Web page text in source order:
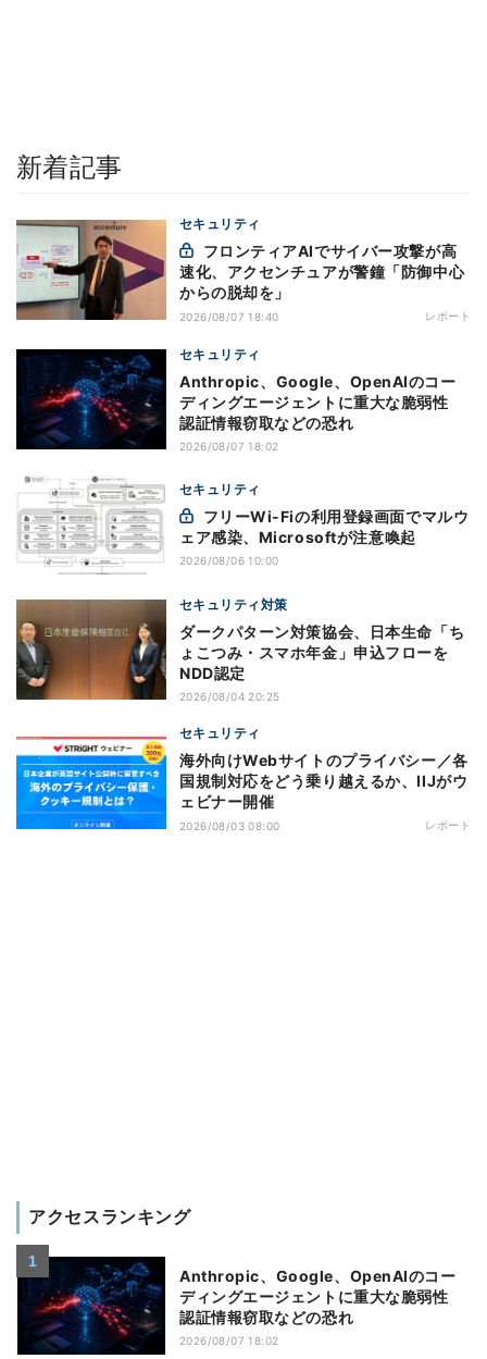
新着記事
セキュリティ
速化、アクセンチュアが警鐘「防御中心
からの脱却を」
2026/08/07 18:40 レポート
セキュリティ
Anthropic、Google、OpenAIのコー
ディングエージェントに重大な脆弱性
認証情報窃取などの恐れ
2026/08/07 18:02
セキュリティ
ェア感染、Microsoftが注意喚起
2026/08/06 10:00
セキュリティ対策
ダークパターン対策協会、日本生命「ち
ょこつみ・スマホ年金」申込フローを
NDD認定
2026/08/04 20:25
セキュリティ
海外向けWebサイトのプライバシー／各
国規制対応をどう乗り越えるか、IIJがウ
ェビナー開催
2026/08/03 08:00 レポート
アクセスランキング
Anthropic、Google、OpenAIのコー
ディングエージェントに重大な脆弱性
認証情報窃取などの恐れ
2026/08/07 18:02